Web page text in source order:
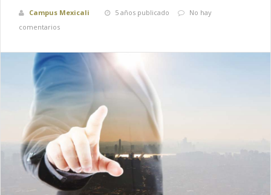
Campus Mexicali 5 años publicado
No hay
comentarios